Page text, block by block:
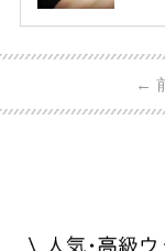
ー
日
・
←